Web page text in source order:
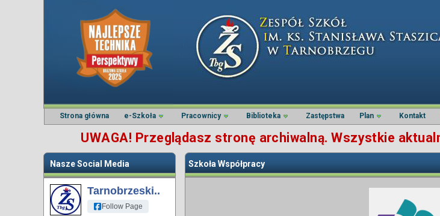
Strona główna e-Szkoła Pracownicy Biblioteka Zastępstwa Plan Kontakt
UWAGA! Przeglądasz stronę archiwalną. Wszystkie
Nasze Social Media
Tarnobrzeski..
Follow Page
Szkoła Współpracy